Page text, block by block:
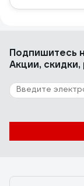
Подпишитесь
Акции,